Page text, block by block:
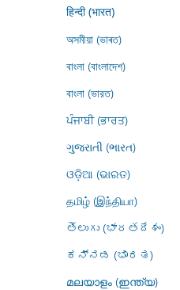
हिन्दी (भारत)
অসমীয়া (ভাৰত)
বাংলা (বাংলাদেশ)
বাংলা (ভারত)
ਪੰਜਾਬੀ (ਭਾਰਤ)
ગુજરાતી (ભારત)
ଓଡ଼ିଆ (ଭାରତ)
தமிழ் (இந்தியா)
తెలుగు (భారతదేశం)
ಕನ್ನಡ (ಭಾರತ)
മലയാളം (ഇന്ത്യ)